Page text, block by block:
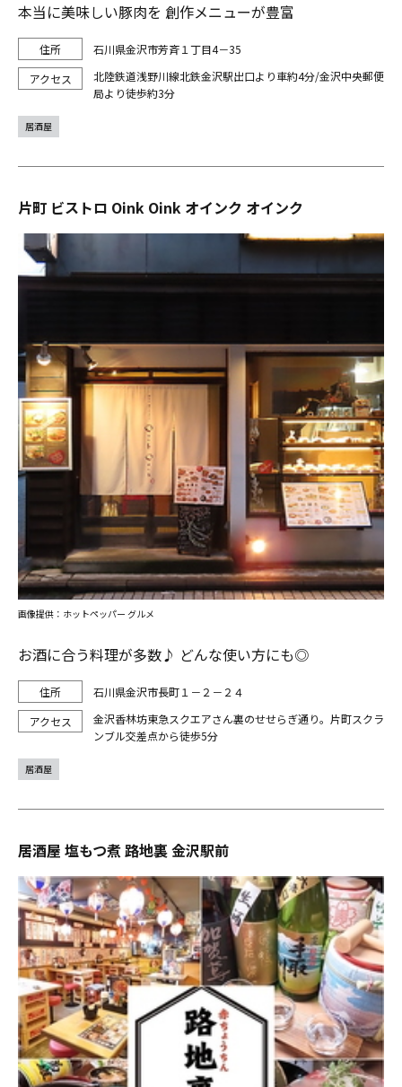
本当に美味しい豚肉を 創作メニューが豊富
石川県金沢市芳斉１丁目4－35
北陸鉄道浅野川線北鉄金沢駅出口より車約4分/金沢中央郵便
局より徒歩約3分
居酒屋
片町 ビストロ Oink Oink オインク オインク
お酒に合う料理が多数♪ どんな使い方にも◎
石川県金沢市長町１－２－２４
金沢香林坊東急スクエアさん裏のせせらぎ通り。片町スクラ
ンブル交差点から徒歩5分
画像提供：ホットペッパー グルメ
居酒屋
居酒屋 塩もつ煮 路地裏 金沢駅前